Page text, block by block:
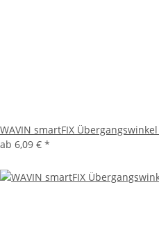
WAVIN smartFIX Übergangswinkel
ab 6,09 € *